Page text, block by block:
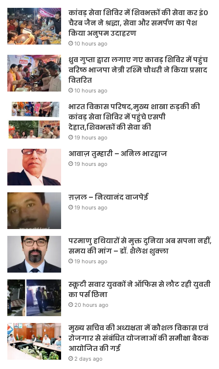
कांवड़ सेवा शिविर में शिवभक्तों की सेवा कर इं०
चैरब जैन ने श्रद्धा, सेवा और समर्पण का पेश
किया अनुपम उदाहरण
10 hours ago
ध्रुव गुप्ता द्वारा लगाए गए कावड़ शिविर में पहुंच
वरिष्ठ भाजपा नेत्री रश्मि चौधरी ने किया प्रसाद
वितरित
10 hours ago
भारत विकास परिषद,मुख्य शाखा रुड़की की
कांवड़ सेवा शिविर में पहुंचे एसपी
देहात,शिवभक्तों की सेवा की
19 hours ago
आवाज़ तुम्हारी – अनिल भारद्वाज
19 hours ago
ग़ज़ल – नित्यानंद वाजपेई
19 hours ago
परमाणु हथियारों से मुक्त दुनिया अब सपना नहीं,
समय की मांग – डॉ. शैलेश शुक्ला
19 hours ago
स्कूटी सवार युवकों ने ऑफिस से लौट रही युवती
का पर्स छिना
20 hours ago
मुख्य सचिव की अध्यक्षता में कौशल विकास एवं
रोजगार से संबंधित योजनाओं की समीक्षा बैठक
आयोजित की गई
2 days ago